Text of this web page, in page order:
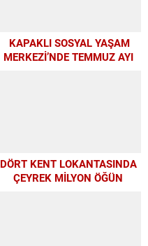
KAPAKLI SOSYAL YAŞAM
MERKEZİ’NDE TEMMUZ AYI
DÖRT KENT LOKANTASINDA
ÇEYREK MİLYON ÖĞÜN